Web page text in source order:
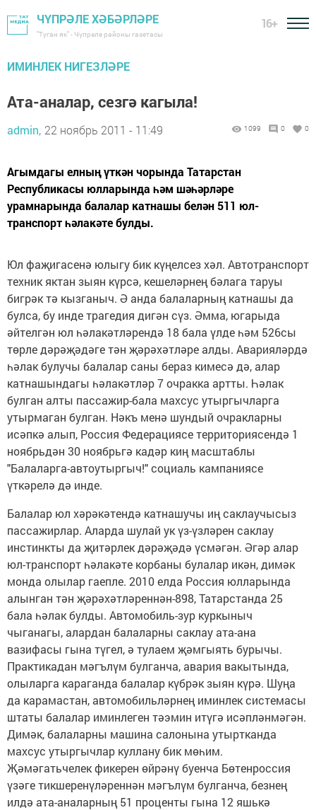
ЧҮПРӘЛЕ ХӘБӘРЛӘРЕ
"Туган як" - Чүпрәле районы газетасы
16+
ИМИНЛЕК НИГЕЗЛӘРЕ
Ата-аналар, сезгә кагыла!
admin, 22 ноябрь 2011 - 11:49 1099 0 0
Агымдагы елның үткән чорында Татарстан
Республикасы юлларында һәм шәһәрләре
урамнарында балалар катнашы белән 511 юл-
транспорт һәлакәте булды.
Юл фаҗигасенә юлыгу бик күңелсез хәл. Автотранспорт
техник яктан зыян күрсә, кешеләрнең бәлага таруы
бигрәк тә кызганыч. Ә анда балаларның катнашы да
булса, бу инде трагедия дигән сүз. Әмма, югарыда
әйтелгән юл һәлакәтләрендә 18 бала үлде һәм 526сы
төрле дәрәҗәдәге тән җәрәхәтләре алды. Аварияләрдә
һәлак булучы балалар саны бераз кимесә дә, алар
катнашындагы һәлакәтләр 7 очракка артты. Һәлак
булган алты пассажир-бала махсус утыргычларга
утырмаган булган. Нәкъ менә шундый очракларны
исәпкә алып, Россия Федерациясе территориясендә 1
ноябрьдән 30 ноябрьгә кадәр киң масштаблы
"Балаларга-автоутыргыч!" социаль кампаниясе
үткәрелә дә инде.
Балалар юл хәрәкәтендә катнашучы иң саклаучысыз
пассажирлар. Аларда шулай ук үз-үзләрен саклау
инстинкты да җитәрлек дәрәҗәдә үсмәгән. Әгәр алар
юл-транспорт һәлакәте корбаны булалар икән, димәк
монда олылар гаепле. 2010 елда Россия юлларында
алынган тән җәрәхәтләреннән-898, Татарстанда 25
бала һәлак булды. Автомобиль-зур куркыныч
чыганагы, алардан балаларны саклау ата-ана
вазифасы гына түгел, ә тулаем җәмгыять бурычы.
Практикадан мәгълүм булганча, авария вакытында,
олыларга караганда балалар күбрәк зыян күрә. Шуңа
да карамастан, автомобильләрнең иминлек системасы
штаты балалар иминлеген тәэмин итүгә исәпләнмәгән.
Димәк, балаларны машина салонына утыртканда
махсус утыргычлар куллану бик мөһим.
Җәмәгатьчелек фикерен өйрәнү буенча Бөтенроссия
үзәге тикшеренүләреннән мәгълүм булганча, безнең
илдә ата-аналарның 51 проценты гына 12 яшькә